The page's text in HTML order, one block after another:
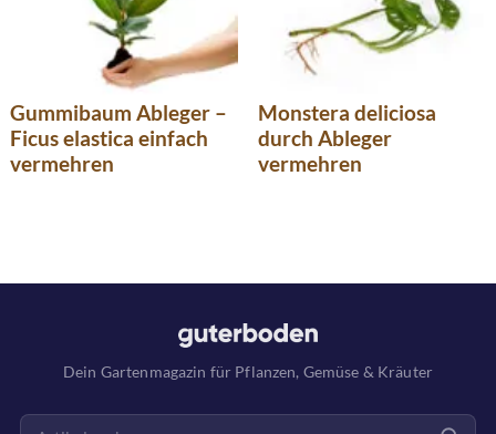
Gummibaum Ableger –
Ficus elastica einfach
vermehren
Monstera deliciosa
durch Ableger
vermehren
Dein Gartenmagazin für Pflanzen, Gemüse & Kräuter